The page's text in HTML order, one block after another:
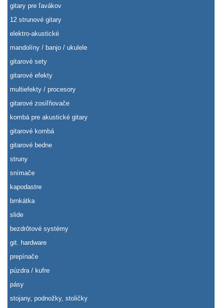
gitary pre ľavákov
12 strunové gitary
elektro-akustické
mandolíny / banjo / ukulele
gitarové sety
gitarové efekty
multiefekty / procesory
gitarové zosiľňovače
kombá pre akustické gitary
gitarové kombá
gitarové bedne
struny
snímače
kapodastre
brnkátka
slide
bezdrôtové systémy
git. hardware
prepínače
púzdra / kufre
pásy
stojany, podnožky, stoličky